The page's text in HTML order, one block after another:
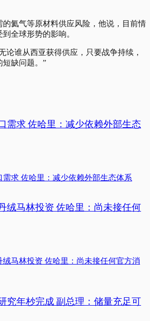
的氦气等原材料供应风险，他说，目前情
全球形势的影响。
论谁从西亚获得供应，只要战争持续，
短缺问题。”
需求 佐哈里：减少依赖外部生态
绒马林投资 佐哈里：尚未接任何
究年杪完成 副总理：储量充足可